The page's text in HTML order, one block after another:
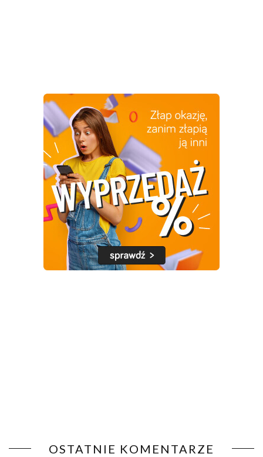
OSTATNIE KOMENTARZE